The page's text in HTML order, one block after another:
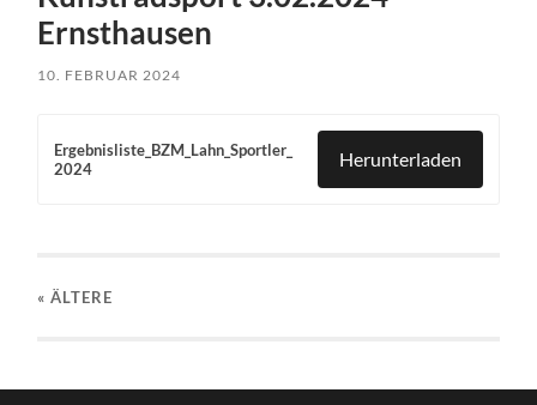
Ernsthausen
10. FEBRUAR 2024
Ergebnisliste_BZM_Lahn_Sportler_
2024
Herunterladen
« ÄLTERE